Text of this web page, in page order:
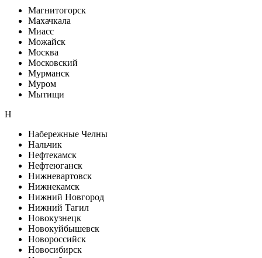
Магнитогорск
Махачкала
Миасс
Можайск
Москва
Московский
Мурманск
Муром
Мытищи
Н
Набережные Челны
Нальчик
Нефтекамск
Нефтеюганск
Нижневартовск
Нижнекамск
Нижний Новгород
Нижний Тагил
Новокузнецк
Новокуйбышевск
Новороссийск
Новосибирск